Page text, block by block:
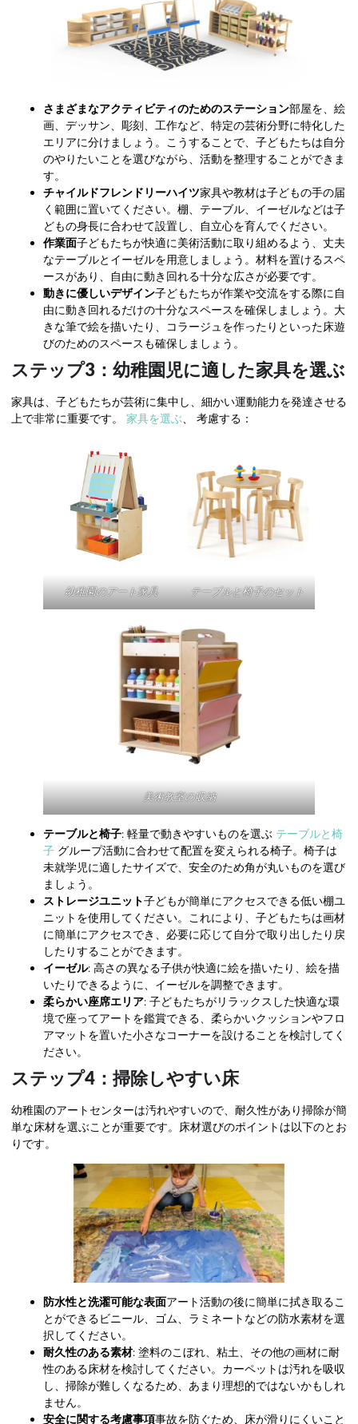
さまざまなアクティビティのためのステーション部屋を、絵
画、デッサン、彫刻、工作など、特定の芸術分野に特化した
エリアに分けましょう。こうすることで、子どもたちは自分
のやりたいことを選びながら、活動を整理することができま
す。
チャイルドフレンドリーハイツ家具や教材は子どもの手の届
く範囲に置いてください。棚、テーブル、イーゼルなどは子
どもの身長に合わせて設置し、自立心を育んでください。
作業面子どもたちが快適に美術活動に取り組めるよう、丈夫
なテーブルとイーゼルを用意しましょう。材料を置けるスペ
ースがあり、自由に動き回れる十分な広さが必要です。
動きに優しいデザイン子どもたちが作業や交流をする際に自
由に動き回れるだけの十分なスペースを確保しましょう。大
きな筆で絵を描いたり、コラージュを作ったりといった床遊
びのためのスペースも確保しましょう。
ステップ3：幼稚園児に適した家具を選ぶ
家具は、子どもたちが芸術に集中し、細かい運動能力を発達させる
上で非常に重要です。 家具を選ぶ、 考慮する：
幼稚園のアート家具 テーブルと椅子のセット
美術教室の収納
テーブルと椅子: 軽量で動きやすいものを選ぶ テーブルと椅
子 グループ活動に合わせて配置を変えられる椅子。椅子は
未就学児に適したサイズで、安全のため角が丸いものを選び
ましょう。
ストレージユニット子どもが簡単にアクセスできる低い棚ユ
ニットを使用してください。これにより、子どもたちは画材
に簡単にアクセスでき、必要に応じて自分で取り出したり戻
したりすることができます。
イーゼル: 高さの異なる子供が快適に絵を描いたり、絵を描
いたりできるように、イーゼルを調整できます。
柔らかい座席エリア: 子どもたちがリラックスした快適な環
境で座ってアートを鑑賞できる、柔らかいクッションやフロ
アマットを置いた小さなコーナーを設けることを検討してく
ださい。
ステップ4：掃除しやすい床
幼稚園のアートセンターは汚れやすいので、耐久性があり掃除が簡
単な床材を選ぶことが重要です。床材選びのポイントは以下のとお
りです。
防水性と洗濯可能な表面アート活動の後に簡単に拭き取るこ
とができるビニール、ゴム、ラミネートなどの防水素材を選
択してください。
耐久性のある素材: 塗料のこぼれ、粘土、その他の画材に耐
性のある床材を検討してください。カーペットは汚れを吸収
し、掃除が難しくなるため、あまり理想的ではないかもしれ
ません。
安全に関する考慮事項事故を防ぐため、床が滑りにくいこと